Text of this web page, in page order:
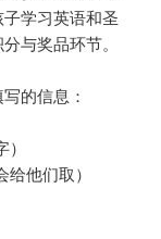
学习英语和圣
与奖品环节。
的信息：
他们取）